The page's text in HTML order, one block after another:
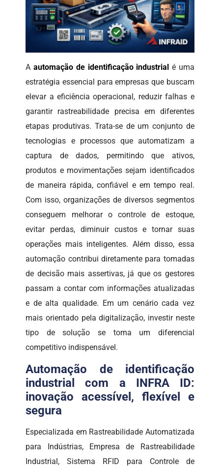
Aautomação de identificação industrial é uma
estratégia essencial para empresas que buscam
elevar a eficiência operacional, reduzir falhas e
garantir rastreabilidade precisa em diferentes
etapas produtivas. Trata-se de um conjunto de
tecnologias e processos que automatizam a
captura de dados, permitindo que ativos,
produtos e movimentações sejam identificados
de maneira rápida, confiável e em tempo real.
Com isso, organizações de diversos segmentos
conseguem melhorar o controle de estoque,
evitar perdas, diminuir custos e tornar suas
operações mais inteligentes. Além disso, essa
automação contribui diretamente para tomadas
de decisão mais assertivas, já que os gestores
passam a contar com informações atualizadas
e de alta qualidade. Em um cenário cada vez
mais orientado pela digitalização, investir neste
tipo de solução se torna um diferencial
competitivo indispensável.
Automação de identificação
industrial com a INFRA ID:
inovação acessível, flexível e
segura
Especializada em Rastreabilidade Automatizada
para Indústrias, Empresa de Rastreabilidade
Industrial, Sistema RFID para Controle de